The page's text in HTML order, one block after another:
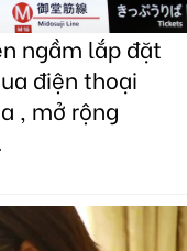
ngầm lắp đặt
điện thoại
, mở rộng